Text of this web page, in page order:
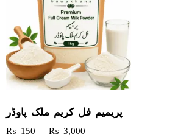
پریمیم فل کریم ملک پاوڈر
₨ 150 – ₨ 3,000